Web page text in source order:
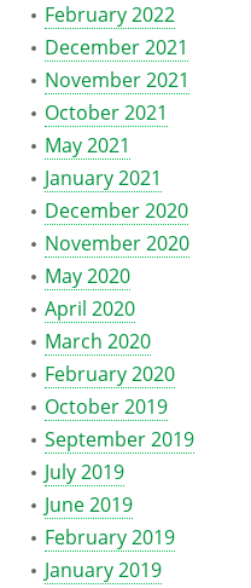
February 2022
December 2021
November 2021
October 2021
May 2021
January 2021
December 2020
November 2020
May 2020
April 2020
March 2020
February 2020
October 2019
September 2019
July 2019
June 2019
February 2019
January 2019